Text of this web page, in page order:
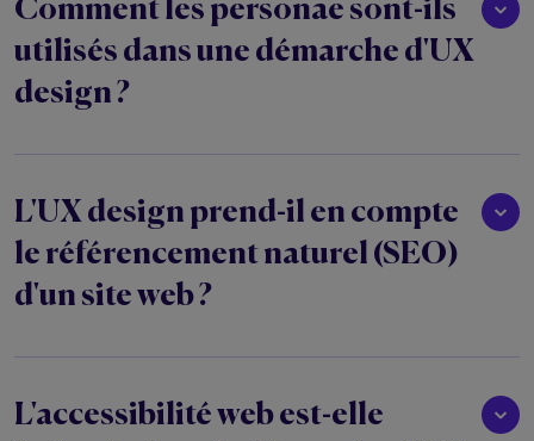
Comment les personae sont-ils
utilisés dans une démarche d'UX
design ?
L'UX design prend-il en compte
le référencement naturel (SEO)
d'un site web ?
L'accessibilité web est-elle